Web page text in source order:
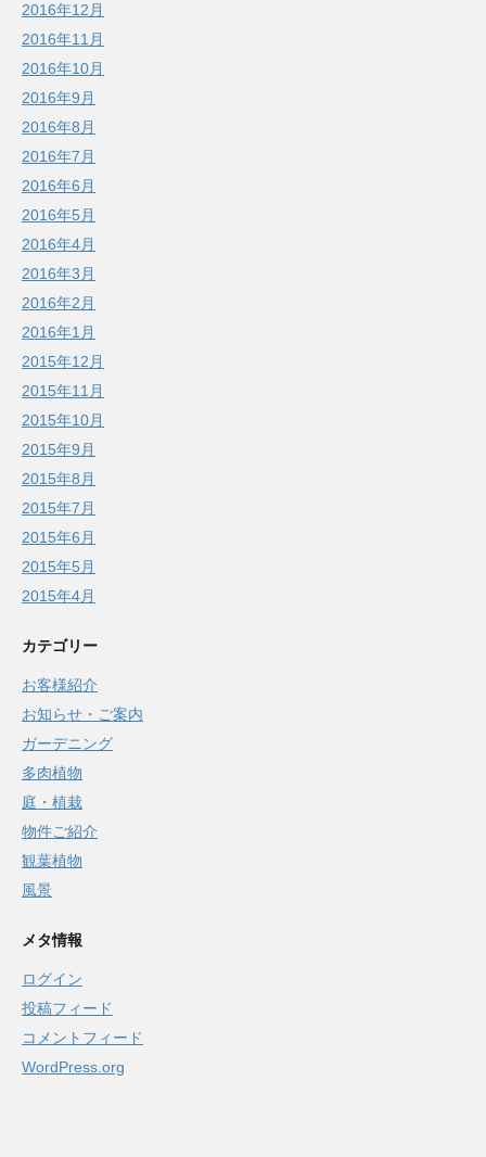
2016年12月
2016年11月
2016年10月
2016年9月
2016年8月
2016年7月
2016年6月
2016年5月
2016年4月
2016年3月
2016年2月
2016年1月
2015年12月
2015年11月
2015年10月
2015年9月
2015年8月
2015年7月
2015年6月
2015年5月
2015年4月
カテゴリー
お客様紹介
お知らせ・ご案内
ガーデニング
多肉植物
庭・植栽
物件ご紹介
観葉植物
風景
メタ情報
ログイン
投稿フィード
コメントフィード
WordPress.org